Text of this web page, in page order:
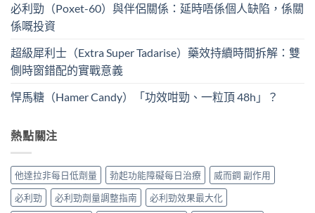
必利勁（Poxet-60）與伴侶關係：延時唔係個人缺陷，係關
係嘅投資
超級犀利士（Extra Super Tadarise）藥效持續時間拆解：雙
側時窗錯配的實戰意義
悍馬糖（Hamer Candy）「功效咁勁、一粒頂 48h」？
熱點關注
他達拉非每日低劑量 勃起功能障礙每日治療
威而鋼 副作用
必利勁
必利勁劑量調整指南
必利勁效果最大化